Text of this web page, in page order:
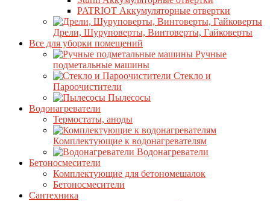
PATRIOT Аккумуляторные отвертки
Дрели, Шуруповерты, Винтоверты, Гайковерты
Все для уборки помещений
Ручные
подметальные машины
Стекло и
Пароочистители
Пылесосы
Водонагреватели
Термостаты, аноды
Комплектующие к водонагревателям
Водонагреватели
Бетоносмесители
Комплектующие для бетономешалок
Бетоносмесители
Сантехника